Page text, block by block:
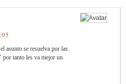
asunto se resuelva por las
por tanto les va mejor un